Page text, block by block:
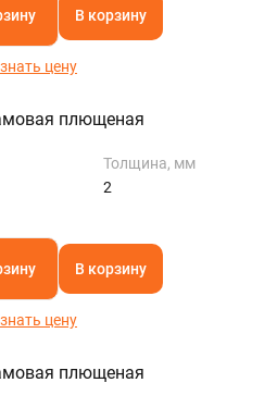
В корзину
цену
плющеная
Толщина, мм
2
В корзину
цену
плющеная